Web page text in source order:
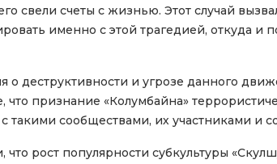
свели счеты с жизнью. Этот случай
именно с этой трагедией, откуда и
деструктивности и угрозе данного
признание «Колумбайна»
такими сообществами, их участниками и
рост популярности субкультуры